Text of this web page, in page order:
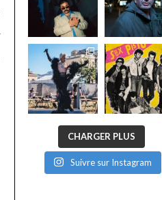
CHARGER PLUS
Suivre sur Instagram